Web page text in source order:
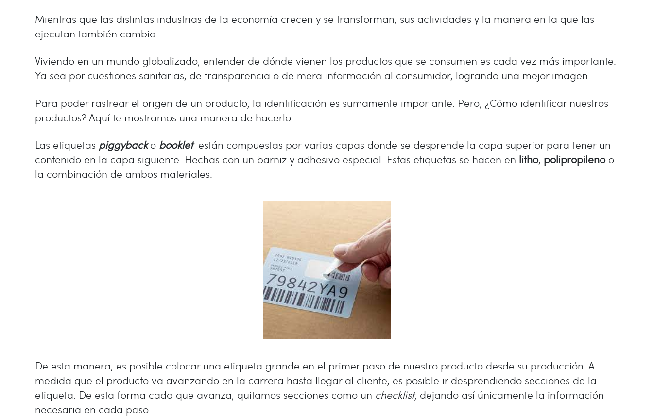
Mientras que las distintas industrias de la economía crecen y se transforman, sus actividades y la manera en la que las
ejecutan también cambia.
Viviendo en un mundo globalizado, entender de dónde vienen los productos que se consumen es cada vez más importante.
Ya sea por cuestiones sanitarias, de transparencia o de mera información al consumidor, logrando una mejor imagen.
Para poder rastrear el origen de un producto, la identificación es sumamente importante. Pero, ¿Cómo identificar nuestros
productos? Aquí te mostramos una manera de hacerlo.
Las etiquetas piggyback o booklet están compuestas por varias capas donde se desprende la capa superior para tener un
contenido en la capa siguiente. Hechas con un barniz y adhesivo especial. Estas etiquetas se hacen en litho, polipropilenoo
la combinación de ambos materiales.
De esta manera, es posible colocar una etiqueta grande en el primer paso de nuestro producto desde su producción. A
medida que el producto va avanzando en la carrera hasta llegar al cliente, es posible ir desprendiendo secciones de la
etiqueta. De esta forma cada que avanza, quitamos secciones como un checklist, dejando así únicamente la información
necesaria en cada paso.